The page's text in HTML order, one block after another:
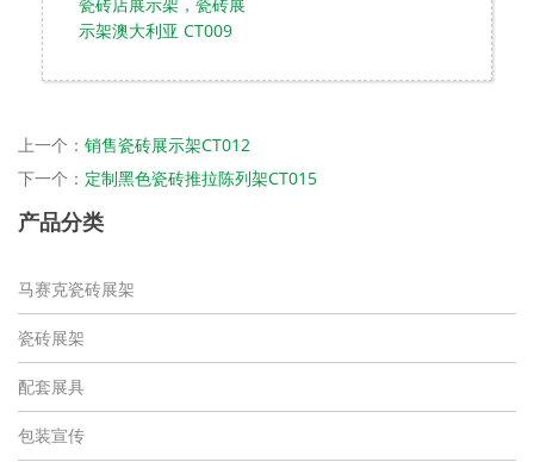
示架澳大利亚 CT009
上一个： 销售瓷砖展示架CT012
下一个： 定制黑色瓷砖推拉陈列架CT015
产品分类
马赛克瓷砖展架
瓷砖展架
配套展具
包装宣传